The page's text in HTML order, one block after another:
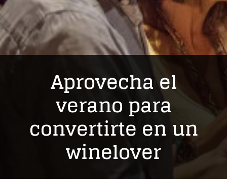
Aprovecha el
verano para
convertirte en un
winelover